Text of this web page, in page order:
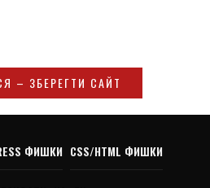
– ЗБЕРЕГТИ САЙТ
ФИШКИ CSS/HTML ФИШКИ